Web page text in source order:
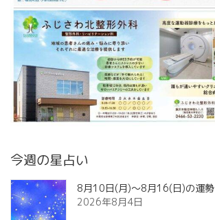
今週の星占い
8月10日(月)～8月16(日)の運勢
2026年8月4日